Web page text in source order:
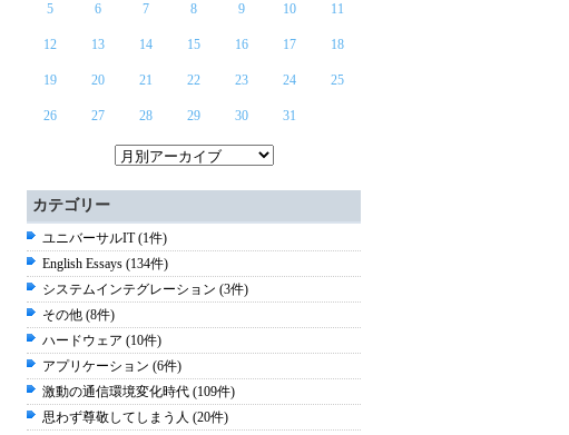
5 6 7 8 9 10 11
12 13 14 15 16 17 18
19 20 21 22 23 24 25
26 27 28 29 30 31
カテゴリー
ユニバーサルIT (1件)
English Essays (134件)
システムインテグレーション (3件)
その他 (8件)
ハードウェア (10件)
アプリケーション (6件)
激動の通信環境変化時代 (109件)
思わず尊敬してしまう人 (20件)